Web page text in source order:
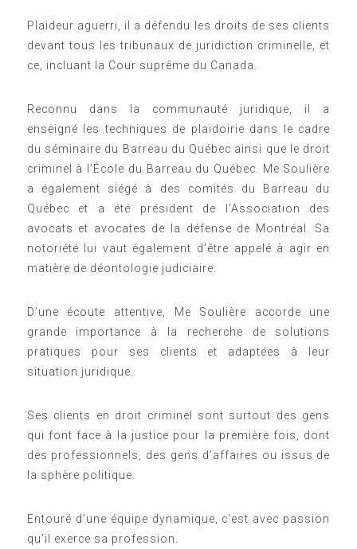
Plaideur aguerri, il a défendu les droits de ses clients
devant tous les tribunaux de juridiction criminelle, et
ce, incluant la Cour suprême du Canada.
Reconnu dans la communauté juridique, il a
enseigné les techniques de plaidoirie dans le cadre
du séminaire du Barreau du Québec ainsi que le droit
criminel à l’École du Barreau du Québec. Me Soulière
a également siégé à des comités du Barreau du
Québec et a été président de l’Association des
avocats et avocates de la défense de Montréal. Sa
notoriété lui vaut également d’être appelé à agir en
matière de déontologie judiciaire.
D’une écoute attentive, Me Soulière accorde une
grande importance à la recherche de solutions
pratiques pour ses clients et adaptées à leur
situation juridique.
Ses clients en droit criminel sont surtout des gens
qui font face à la justice pour la première fois, dont
des professionnels, des gens d’affaires ou issus de
la sphère politique.
Entouré d’une équipe dynamique, c’est avec passion
qu’il exerce sa profession.